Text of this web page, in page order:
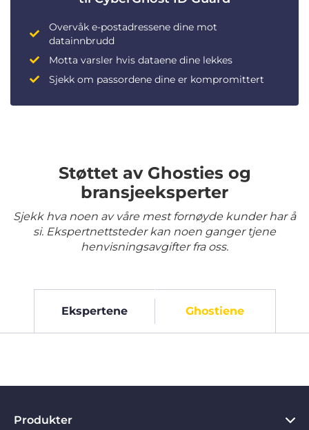
Overvåk e-postadressene dine mot
datainnbrudd
Motta varsler hvis dataene dine lekkes
Sjekk om passordene dine er kompromittert
Støttet av Ghosties og
bransjeeksperter
Sjekk hva noen av våre mest fornøyde kunder har å
si. Ekspertnettsteder kan noen ganger tjene
henvisningsavgifter fra oss.
Ekspertene Ghostiene
Produkter